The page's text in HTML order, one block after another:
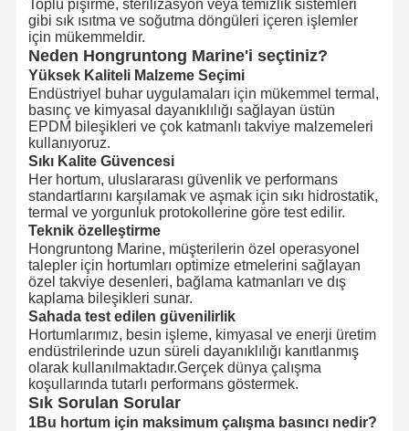
Toplu pişirme, sterilizasyon veya temizlik sistemleri
gibi sık ısıtma ve soğutma döngüleri içeren işlemler
için mükemmeldir.
Neden Hongruntong Marine'i seçtiniz?
Yüksek Kaliteli Malzeme Seçimi
Endüstriyel buhar uygulamaları için mükemmel termal,
basınç ve kimyasal dayanıklılığı sağlayan üstün
EPDM bileşikleri ve çok katmanlı takviye malzemeleri
kullanıyoruz.
Sıkı Kalite Güvencesi
Her hortum, uluslararası güvenlik ve performans
standartlarını karşılamak ve aşmak için sıkı hidrostatik,
termal ve yorgunluk protokollerine göre test edilir.
Teknik özelleştirme
Hongruntong Marine, müşterilerin özel operasyonel
talepler için hortumları optimize etmelerini sağlayan
özel takviye desenleri, bağlama katmanları ve dış
kaplama bileşikleri sunar.
Sahada test edilen güvenilirlik
Hortumlarımız, besin işleme, kimyasal ve enerji üretim
endüstrilerinde uzun süreli dayanıklılığı kanıtlanmış
olarak kullanılmaktadır.Gerçek dünya çalışma
koşullarında tutarlı performans göstermek.
Sık Sorulan Sorular
1Bu hortum için maksimum çalışma basıncı nedir?